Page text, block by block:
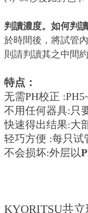
判讀濃度。如何判
於時間後，將試管
則請判讀其之中間
特点：
无需PH校正
不用任何器具:只
快速得出结果:大
轻巧方便 :每只试
不会损坏:外层以
KYORITSU共